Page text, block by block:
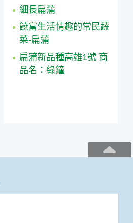
細長扁蒲
饒富生活情趣的常民蔬
菜-扁蒲
扁蒲新品種高雄1號 商
品名：綠鐘